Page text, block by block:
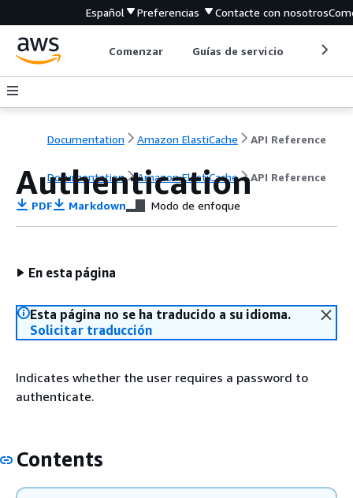
Español Preferencias Contacte con nosotros
Comenzar Guías de servicio
Documentation Amazon ElastiCache API Reference
Documentation Amazon ElastiCache API Reference
Authentication
PDF Markdown Modo de enfoque
En esta página
Esta página no se ha traducido a su idioma.
Solicitar traducción
Indicates whether the user requires a password to
authenticate.
Contents